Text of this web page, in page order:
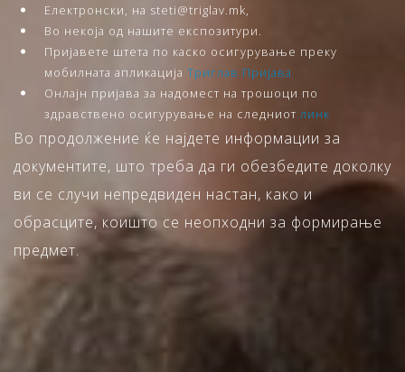
Електронски, на steti@triglav.mk,
Во некоја од нашите експозитури.
Пријавете штета по каско осигурување преку
мобилната апликација Триглав Пријава
Онлајн пријава за надомест на трошоци по
здравствено осигурување на следниот линк
Во продолжение ќе најдете информации за
документите, што треба да ги обезбедите доколку
ви се случи непредвиден настан, како и
обрасците, коишто се неопходни за формирање
предмет.